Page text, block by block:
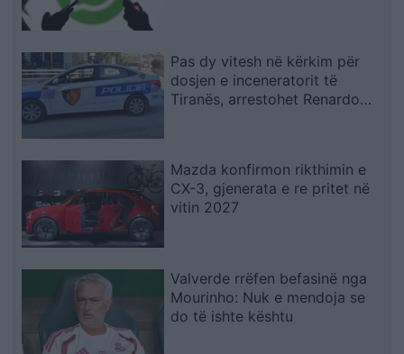
Pas dy vitesh në kërkim për
dosjen e inceneratorit të
Tiranës, arrestohet Renardo
Mazda konfirmon rikthimin e
CX-3, gjenerata e re pritet në
vitin 2027
Valverde rrëfen befasinë nga
Mourinho: Nuk e mendoja se
do të ishte kështu